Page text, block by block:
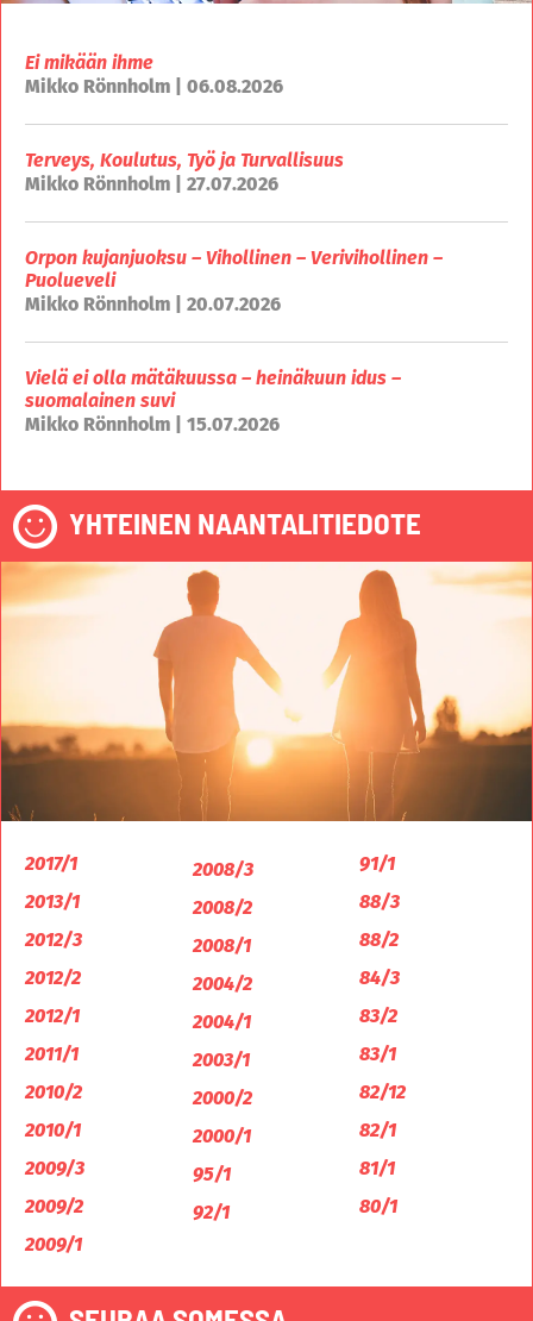
Ei mikään ihme
Mikko Rönnholm | 06.08.2026
Terveys, Koulutus, Työ ja Turvallisuus
Mikko Rönnholm | 27.07.2026
Orpon kujanjuoksu – Vihollinen – Verivihollinen –
Puolueveli
Mikko Rönnholm | 20.07.2026
Vielä ei olla mätäkuussa – heinäkuun idus –
suomalainen suvi
Mikko Rönnholm | 15.07.2026
YHTEINEN NAANTALITIEDOTE
2017/1
2013/1
2012/3
2012/2
2012/1
2011/1
2010/2
2010/1
2009/3
2009/2
2009/1
2008/3
2008/2
2008/1
2004/2
2004/1
2003/1
2000/2
2000/1
95/1
92/1
91/1
88/3
88/2
84/3
83/2
83/1
82/12
82/1
81/1
80/1